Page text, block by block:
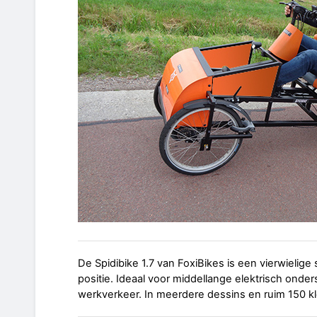
De Spidibike 1.7 van FoxiBikes is een
positie. Ideaal voor middellange elektrisch
werkverkeer. In meerdere dessins en ruim 150